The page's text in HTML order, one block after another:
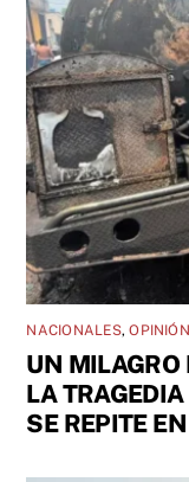
NACIONALES,OPINIÓN
UN MILAGRO
LA
SE REPITE